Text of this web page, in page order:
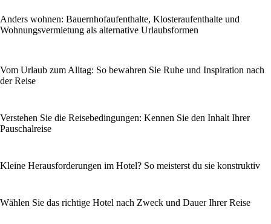
Anders wohnen: Bauernhofaufenthalte, Klosteraufenthalte und
Wohnungsvermietung als alternative Urlaubsformen
Vom Urlaub zum Alltag: So bewahren Sie Ruhe und Inspiration nach
der Reise
Verstehen Sie die Reisebedingungen: Kennen Sie den Inhalt Ihrer
Pauschalreise
Kleine Herausforderungen im Hotel? So meisterst du sie konstruktiv
Wählen Sie das richtige Hotel nach Zweck und Dauer Ihrer Reise